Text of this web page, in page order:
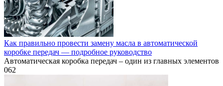
Как правильно провести замену масла в автоматической
коробке передач — подробное руководство
Автоматическая коробка передач – один из главных элементов
062